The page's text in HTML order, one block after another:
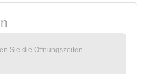
Sie die Öffnungszeiten